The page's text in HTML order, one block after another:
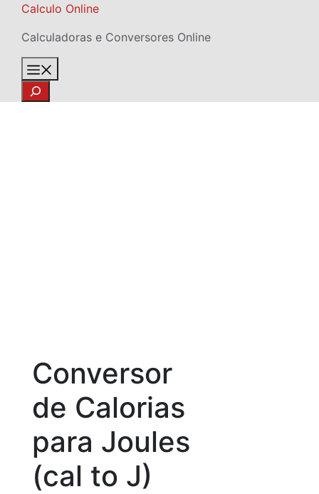
Skip
content
Calculo Online
Calculadoras e Conversores Online
Search
Conversor
de Calorias
para Joules
(cal to J)